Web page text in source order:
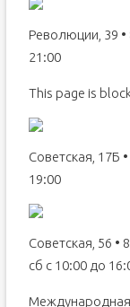
Революции, 39 •
21:00
This page is
Советская, 17Б
19:00
Советская, 56 •
сб с 10:00 до
Международная